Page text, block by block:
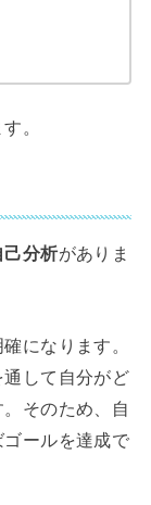
。
己分析がありま
になります。
して自分がど
そのため、自
ールを達成で